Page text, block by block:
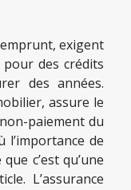
exigent
pour des crédits
des années.
assure le
paiement du
l’importance de
c’est qu’une
L’assurance